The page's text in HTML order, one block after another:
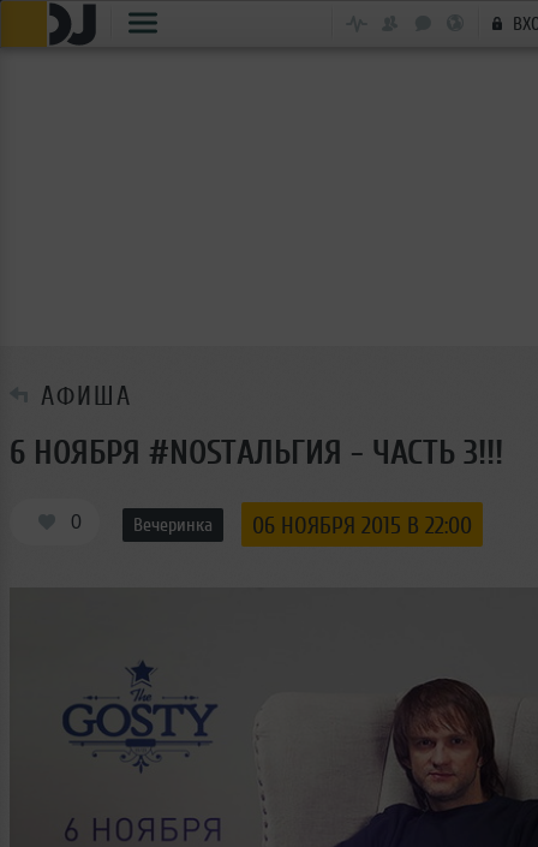
АФИША
6 НОЯБРЯ #NOSTАЛЬГИЯ - ЧАСТЬ 3!!!
0 Вечеринка 06 НОЯБРЯ 2015 В 22:00